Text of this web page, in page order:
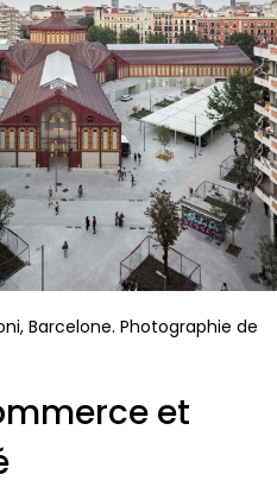
Barcelone. Photographie de
et